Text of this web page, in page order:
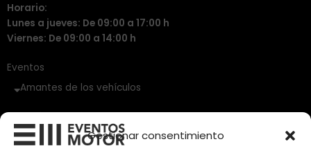
Gestionar consentimiento
Horario:
Lunes a jueves: De 09:00 a 17:00 h
Viernes: De 09:00 a 14:00 h
Eventos
Amantes de los vehículos
Vehículos Nuevos